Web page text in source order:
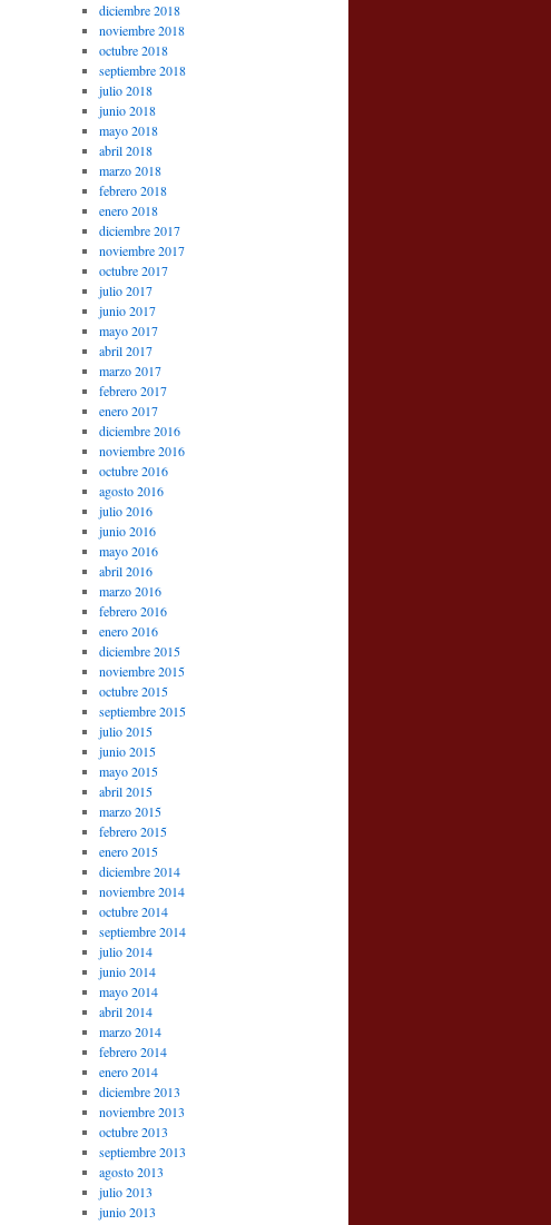
diciembre 2018
noviembre 2018
octubre 2018
septiembre 2018
julio 2018
junio 2018
mayo 2018
abril 2018
marzo 2018
febrero 2018
enero 2018
diciembre 2017
noviembre 2017
octubre 2017
julio 2017
junio 2017
mayo 2017
abril 2017
marzo 2017
febrero 2017
enero 2017
diciembre 2016
noviembre 2016
octubre 2016
agosto 2016
julio 2016
junio 2016
mayo 2016
abril 2016
marzo 2016
febrero 2016
enero 2016
diciembre 2015
noviembre 2015
octubre 2015
septiembre 2015
julio 2015
junio 2015
mayo 2015
abril 2015
marzo 2015
febrero 2015
enero 2015
diciembre 2014
noviembre 2014
octubre 2014
septiembre 2014
julio 2014
junio 2014
mayo 2014
abril 2014
marzo 2014
febrero 2014
enero 2014
diciembre 2013
noviembre 2013
octubre 2013
septiembre 2013
agosto 2013
julio 2013
junio 2013